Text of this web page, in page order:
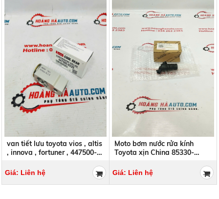
van tiết lưu toyota vios , altis
, innova , fortuner , 447500-
Giá: Liên hệ
Moto bơm nước rửa kính
Toyota xịn China 85330-
Giá: Liên hệ